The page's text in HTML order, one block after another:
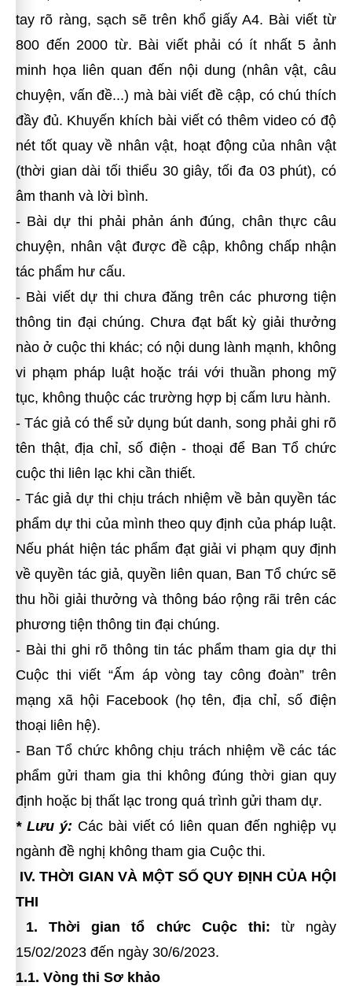
tay rõ ràng, sạch sẽ trên khổ giấy A4. Bài viết từ
800 đến 2000 từ. Bài viết phải có ít nhất 5 ảnh
minh họa liên quan đến nội dung (nhân vật, câu
chuyện, vấn đề...) mà bài viết đề cập, có chú thích
đầy đủ. Khuyến khích bài viết có thêm video có độ
nét tốt quay về nhân vật, hoạt động của nhân vật
(thời gian dài tối thiểu 30 giây, tối đa 03 phút), có
âm thanh và lời bình.
- Bài dự thi phải phản ánh đúng, chân thực câu
chuyện, nhân vật được đề cập, không chấp nhận
tác phẩm hư cấu.
- Bài viết dự thi chưa đăng trên các phương tiện
thông tin đại chúng. Chưa đạt bất kỳ giải thưởng
nào ở cuộc thi khác; có nội dung lành mạnh, không
vi phạm pháp luật hoặc trái với thuần phong mỹ
tục, không thuộc các trường hợp bị cấm lưu hành.
- Tác giả có thể sử dụng bút danh, song phải ghi rõ
tên thật, địa chỉ, số điện - thoại để Ban Tổ chức
cuộc thi liên lạc khi cần thiết.
- Tác giả dự thi chịu trách nhiệm về bản quyền tác
phẩm dự thi của mình theo quy định của pháp luật.
Nếu phát hiện tác phẩm đạt giải vi phạm quy định
về quyền tác giả, quyền liên quan, Ban Tổ chức sẽ
thu hồi giải thưởng và thông báo rộng rãi trên các
phương tiện thông tin đại chúng.
- Bài thi ghi rõ thông tin tác phẩm tham gia dự thi
Cuộc thi viết “Ấm áp vòng tay công đoàn” trên
mạng xã hội Facebook (họ tên, địa chỉ, số điện
thoại liên hệ).
- Ban Tổ chức không chịu trách nhiệm về các tác
phẩm gửi tham gia thi không đúng thời gian quy
định hoặc bị thất lạc trong quá trình gửi tham dự.
* Lưu ý: Các bài viết có liên quan đến nghiệp vụ
ngành đề nghị không tham gia Cuộc thi.
IV. THỜI GIAN VÀ MỘT SỐ QUY ĐỊNH CỦA HỘI
THI
1. Thời gian tổ chức Cuộc thi: từ ngày
15/02/2023 đến ngày 30/6/2023.
1.1. Vòng thi Sơ khảo